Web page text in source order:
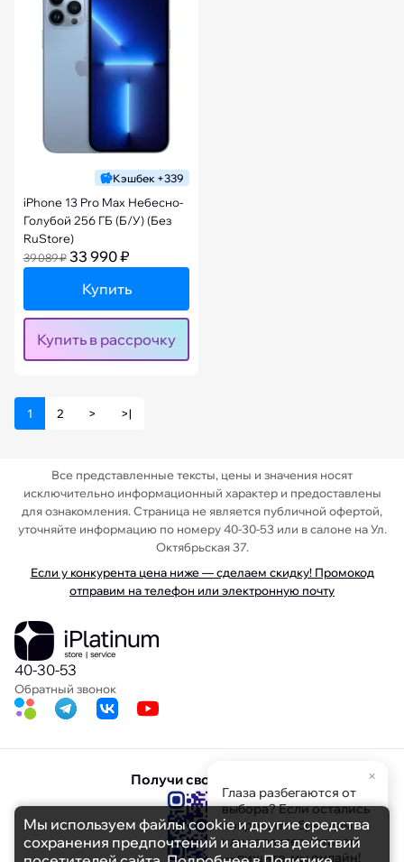
Кэшбек +339
iPhone 13 Pro Max Небесно-
Голубой 256 ГБ (Б/У) (Без
RuStore)
39 089 ₽ 33 990 ₽
Купить
Купить в рассрочку
1 2 > >|
Все представленные тексты, цены и значения носят
исключительно информационный характер и предоставлены
для ознакомления. Страница не является публичной офертой,
уточняйте информацию по номеру 40-30-53 или в салоне на Ул.
Октябрьская 37.
Если у конкурента цена ниже — сделаем скидку! Промокод
отправим на телефон или электронную почту
40-30-53
Обратный звонок
Получи свою скидку
Мы используем файлы cookie и другие средства
сохранения предпочтений и анализа действий
×
Глаза разбегаются от
выбора? Если остались
вопросы по брендам
или характеристикам
— пишите, мы онлайн!